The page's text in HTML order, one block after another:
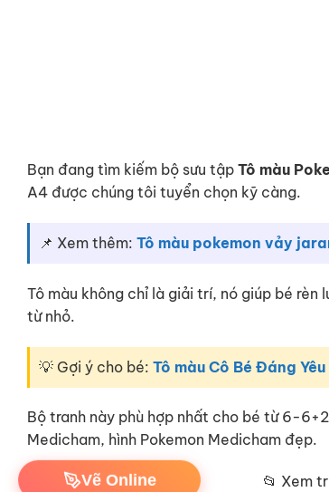
Bạn đang tìm kiếm bộ sưu tập Tô màu
A4 được chúng tôi tuyển chọn kỹ càng.
📌 Xem thêm: Tô màu pokemon vảy
Tô màu không chỉ là giải trí, nó giúp bé
từ nhỏ.
💡 Gợi ý cho bé: Tô màu Cô Bé Đáng
Bộ tranh này phù hợp nhất cho bé từ 6-
Medicham, hình Pokemon Medicham đẹp.
📂 Xem
Vẽ Online